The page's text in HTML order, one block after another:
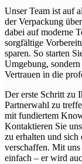
Unser Team ist auf
der Verpackung
dabei auf moderne
sorgfältige
sparen. So starten
Umgebung,
Vertrauen in die
Der erste Schritt zu
Partnerwahl zu
mit fundiertem
Kontaktieren Sie
zu erhalten und
verschaffen. Mit
einfach – er wird